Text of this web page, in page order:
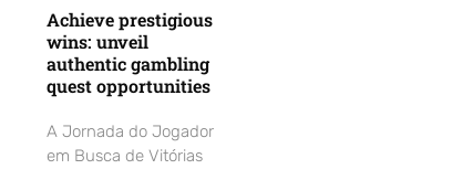
Achieve prestigious
wins: unveil
authentic gambling
quest opportunities
A Jornada do Jogador
em Busca de Vitórias